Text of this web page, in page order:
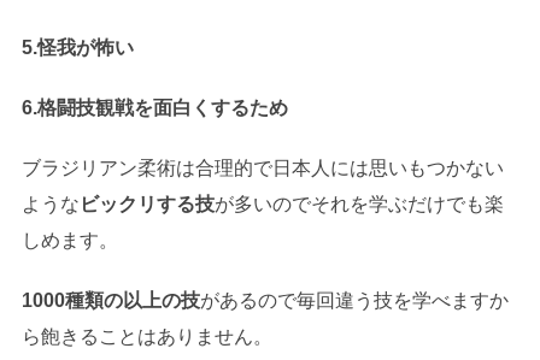
5.怪我が怖い
6.格闘技観戦を面白くするため
ブラジリアン柔術は合理的で日本人には思いもつかない
ような ビックリする技が多いのでそれを学ぶだけでも楽
しめます。
1000種類の以上の技があるので毎回違う技を学べますか
ら飽きることはありません。